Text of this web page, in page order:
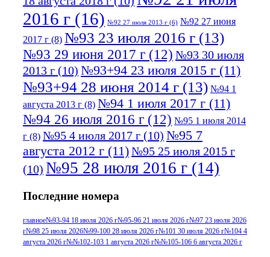
2016 г (16) №92 27 июля 2013 г (6) №92 27 июня
2017 г (8) №93 23 июля 2016 г (13)
№93 29 июня 2017 г (12) №93 30 июля
2013 г (10) №93+94 23 июля 2015 г (11)
№93+94 28 июня 2014 г (13) №94 1
августа 2013 г (8) №94 1 июля 2017 г (11)
№94 26 июля 2016 г (12) №95 1 июля 2014
г (8) №95 4 июля 2017 г (10) №95 7
августа 2012 г (11)№95 25 июля 2015 г
(10) №95 28 июля 2016 г (14)
июля 2017 г(11)№96 9 августа 2012
г(13) №96 28 июля 2015 г(9) №96+97 3
июля 2014 г(10)№96+97 30 июля
Последние номера
главное№93-94 18 июля 2026 г№95-96 21 июля 2026 г№97 23 июля 2026
г№98 25 июля 2026№99-100 28 июля 2026 г№101 30 июля 2026 г№104 4
августа 2026 г№№102-103 1 августа 2026 г№№105-106 6 августа 2026 г